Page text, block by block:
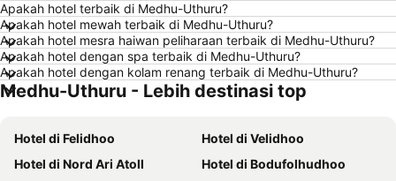
Hotel di Georgetown
Hotel di Alor Setar
Hotel di Taiping
Hotel di Singapore
Hotel di Seremban
Hotel di Cherating
Hotel di Brinchang
Hotel di Langkawi
Hotel di Tioman Island
Hotel di Hong Kong
Hotel di Johor
Hotel di Malaysia
Apakah hotel terbaik di Medhu-Uthuru?
Apakah hotel mewah terbaik di Medhu-Uthuru?
Apakah hotel mesra haiwan peliharaan terbaik di Medhu-Uthuru?
Apakah hotel dengan spa terbaik di Medhu-Uthuru?
Apakah hotel dengan kolam renang terbaik di Medhu-Uthuru?
Medhu-Uthuru - Lebih destinasi top
Hotel di Felidhoo
Hotel di Velidhoo
Hotel di Nord Ari Atoll
Hotel di Bodufolhudhoo